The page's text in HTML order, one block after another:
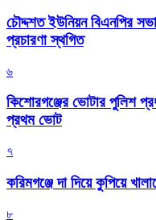
চৌদ্দশত ইউনিয়ন বিএনপির
প্রচারণা স্থগিত
৬
কিশোরগঞ্জের ভোটার পুলিশ
প্রথম ভোট
৭
করিমগঞ্জে দা দিয়ে কুপিয়ে
৮